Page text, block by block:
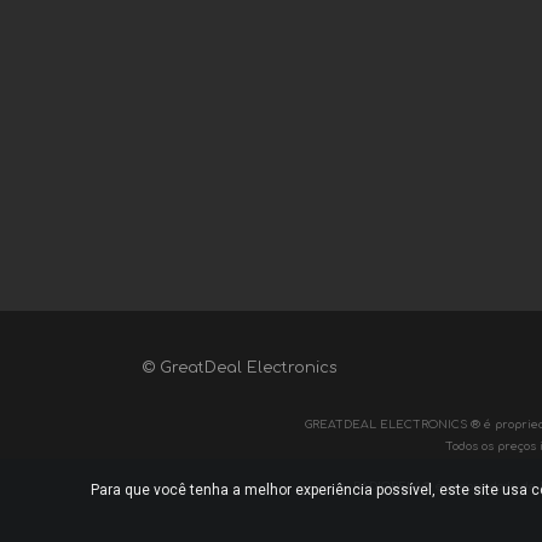
© GreatDeal Electronics
GREATDEAL ELECTRONICS ® é
Todos os
RADIOBELA® é propriedade de
Para que você tenha a melhor experiência possível, este site